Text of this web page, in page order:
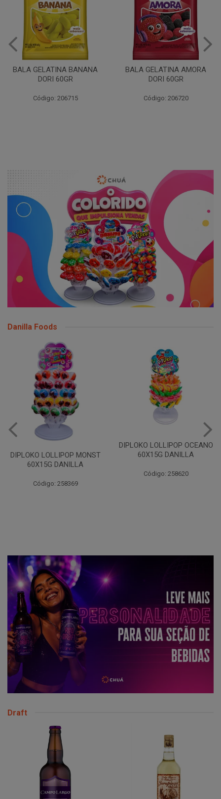
BALA GELATINA BANANA
DORI 60GR
Código: 206715
BALA GELATINA AMORA
DORI 60GR
Código: 206720
Danilla Foods
DIPLOKO LOLLIPOP MONST
60X15G DANILLA
Código: 258369
DIPLOKO LOLLIPOP OCEANO
60X15G DANILLA
Código: 258620
Draft